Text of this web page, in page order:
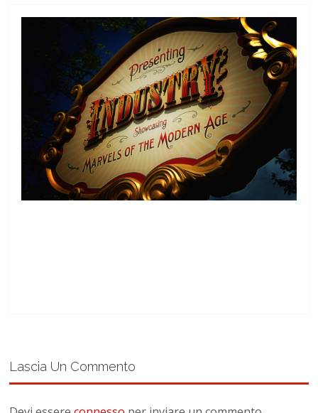
Lascia Un Commento